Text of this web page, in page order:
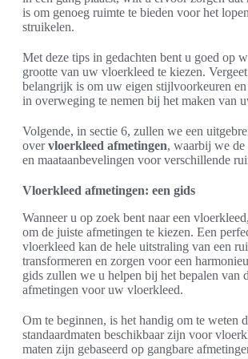
is om genoeg ruimte te bieden voor het
struikelen.
Met deze tips in gedachten bent u goed op
grootte van uw vloerkleed te kiezen.
belangrijk is om uw eigen stijlvoorkeuren
in overweging te nemen bij het maken van
Volgende, in sectie 6, zullen we een
overvloerkleed afmetingen, waarbij we de
en maataanbevelingen voor verschillende
Vloerkleed afmetingen: een gids
Wanneer u op zoek bent naar een
om de juiste afmetingen te kiezen. Een
vloerkleed kan de hele uitstraling van een
transformeren en zorgen voor een
gids zullen we u helpen bij het bepalen van
afmetingen voor uw vloerkleed.
Om te beginnen, is het handig om te weten
standaardmaten beschikbaar zijn voor
maten zijn gebaseerd op gangbare